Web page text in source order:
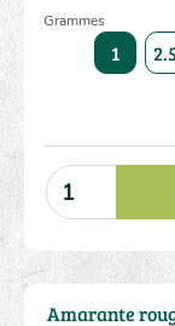
Grammes
1 2.5
Amarante